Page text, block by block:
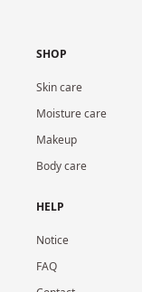
SHOP
Skin care
Moisture care
Makeup
Body care
HELP
Notice
FAQ